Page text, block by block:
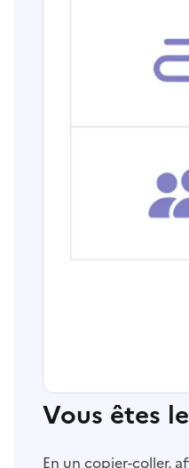
Vous êtes
En un copier-coller,